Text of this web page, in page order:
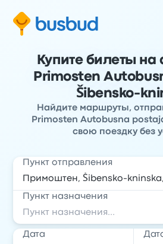
Купите билеты на
Primosten
Šibensko-
Найдите маршруты,
Primosten Autobusna
свою поездку без
Пункт отправления
Пункт назначения
Дата